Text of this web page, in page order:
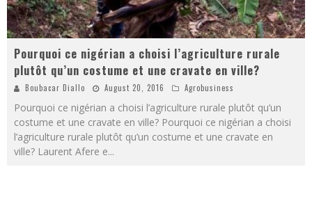
Pourquoi ce nigérian a choisi l’agriculture rurale
plutôt qu’un costume et une cravate en ville?
Boubacar Diallo August 20, 2016 Agrobusiness
Pourquoi ce nigérian a choisi l’agriculture rurale plutôt qu’un
costume et une cravate en ville? Pourquoi ce nigérian a choisi
l’agriculture rurale plutôt qu’un costume et une cravate en
ville? Laurent Afere e...